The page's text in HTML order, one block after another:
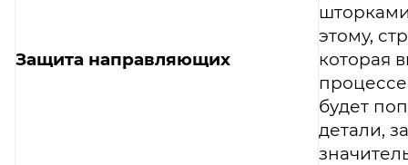
Защита направляющих
этому,
которая
будет
детали,